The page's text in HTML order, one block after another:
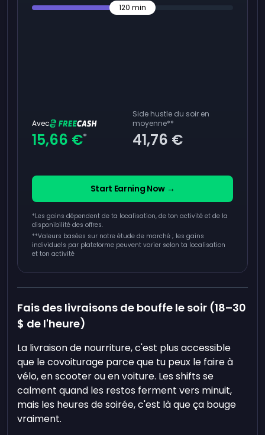
120 min
Avec
15,66 €*
Side hustle du soir en
moyenne**
41,76 €
Start Earning Now →
*Les gains dépendent de ta localisation, de ton activité et de la
disponibilité des offres.
**Valeurs basées sur notre étude de marché ; les gains
individuels par plateforme peuvent varier selon ta localisation
et ton activité
Fais des livraisons de bouffe le soir (18–30
$ de l'heure)
La livraison de nourriture, c'est plus accessible
que le covoiturage parce que tu peux le faire à
vélo, en scooter ou en voiture. Les shifts se
calment quand les restos ferment vers minuit,
mais les heures de soirée, c'est là que ça bouge
vraiment.